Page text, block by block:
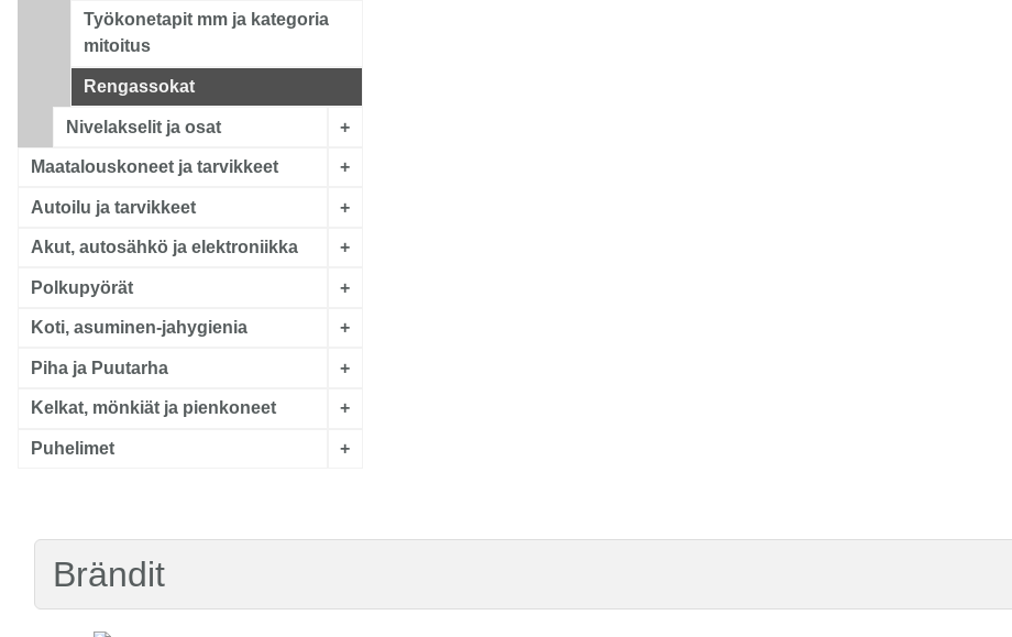
Työkonetapit mm ja kategoria
mitoitus
Rengassokat
Nivelakselit ja osat +
Maatalouskoneet ja tarvikkeet +
Autoilu ja tarvikkeet +
Akut, autosähkö ja elektroniikka +
Polkupyörät +
Koti, asuminen-jahygienia +
Piha ja Puutarha +
Kelkat, mönkiät ja pienkoneet +
Puhelimet +
Brändit